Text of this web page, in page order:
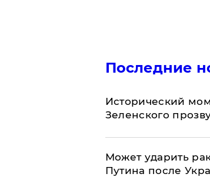
Последние
Исторический
Зеленского
Может ударить
Путина после